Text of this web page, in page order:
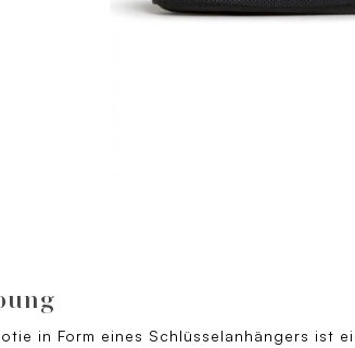
in Form eines Schlüsselanhängers ist